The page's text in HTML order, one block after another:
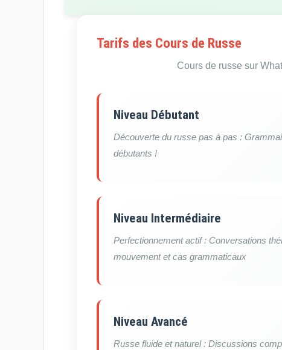
Tarifs des Cours de Russe
Cours de russe sur
Niveau Débutant
Découverte du russe pas à pas :
débutants !
Niveau Intermédiaire
Perfectionnement actif : Conversations
mouvement et cas grammaticaux
Niveau Avancé
Russe fluide et naturel : Discussions